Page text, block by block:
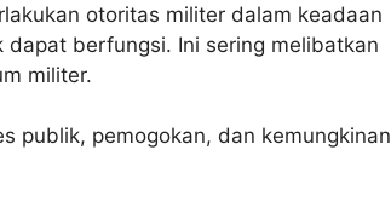
otoritas militer dalam keadaan
berfungsi. Ini sering melibatkan
militer.
publik, pemogokan, dan kemungkinan